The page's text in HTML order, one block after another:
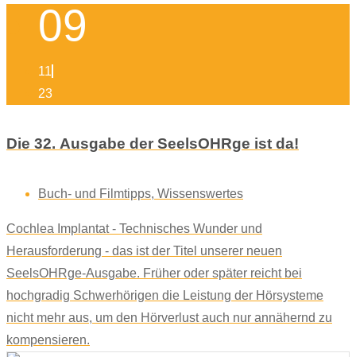
09
11
23
Die 32. Ausgabe der SeelsOHRge ist da!
Buch- und Filmtipps, Wissenswertes
Cochlea Implantat - Technisches Wunder und
Herausforderung - das ist der Titel unserer neuen
SeelsOHRge-Ausgabe. Früher oder später reicht bei
hochgradig Schwerhörigen die Leistung der Hörsysteme
nicht mehr aus, um den Hörverlust auch nur annähernd zu
kompensieren.